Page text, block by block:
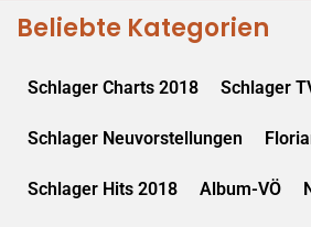
Beliebte Kategorien
Schlager Charts 2018 Schlager
Schlager Neuvorstellungen
Schlager Hits 2018 Album-VÖ